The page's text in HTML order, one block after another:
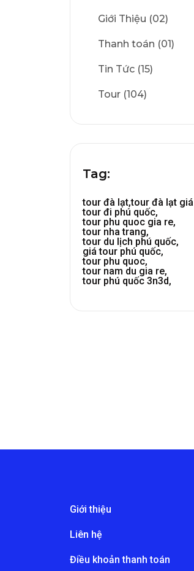
Giới Thiệu (02)
Thanh toán (01)
Tin Tức (15)
Tour (104)
Tag:
tour đà lạt,tour đà lạt
tour đi phú quốc,
tour phu quoc gia re,
tour nha trang,
tour du lịch phú quốc,
giá tour phú quốc,
tour phu quoc,
tour nam du gia re,
tour phú quốc 3n3d,
Giới thiệu
Liên hệ
Điều khoản thanh toán